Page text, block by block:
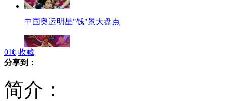
中国奥运明星"钱"景大盘点
0顶 收藏
分享到：
简介：